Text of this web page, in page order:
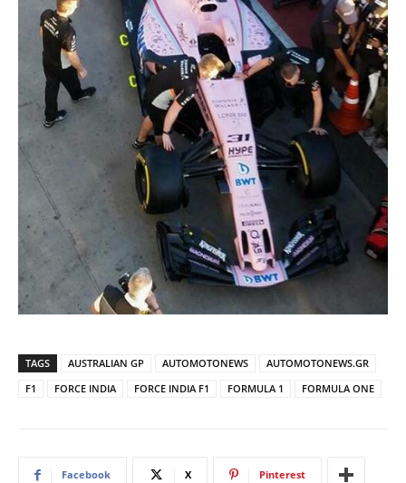
TAGS AUSTRALIAN GP AUTOMOTONEWS
AUTOMOTONEWS.GR
F1
FORCE INDIA FORCE INDIA F1 FORMULA 1 FORMULA ONE
Facebook X Pinterest